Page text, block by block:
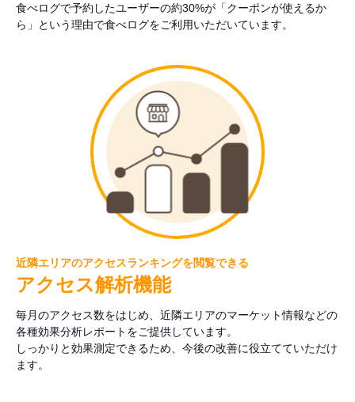
食べログで予約したユーザーの約30%が「クーポンが使えるか
ら」という理由で食べログをご利用いただいています。
近隣エリアのアクセスランキングを閲覧できる
アクセス解析機能
毎月のアクセス数をはじめ、近隣エリアのマーケット情報などの
各種効果分析レポートをご提供しています。
しっかりと効果測定できるため、今後の改善に役立てていただけ
ます。